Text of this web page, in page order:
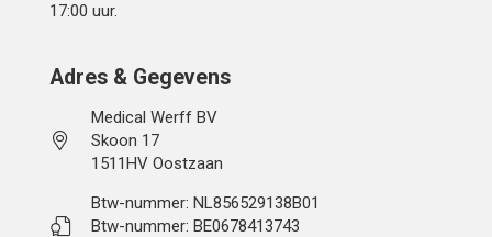
17:00 uur.
Adres & Gegevens
Medical Werff BV
Skoon 17
1511HV Oostzaan
Btw-nummer: NL856529138B01
Btw-nummer: BE0678413743